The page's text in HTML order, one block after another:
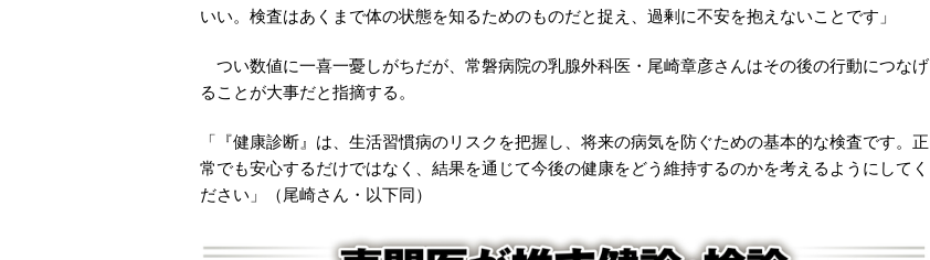
いい。検査はあくまで体の状態を知るためのものだと捉え、過剰に不安を抱えないことです」
つい数値に一喜一憂しがちだが、常磐病院の乳腺外科医・尾崎章彦さんはその後の行動につなげ
ることが大事だと指摘する。
「『健康診断』は、生活習慣病のリスクを把握し、将来の病気を防ぐための基本的な検査です。正
常でも安心するだけではなく、結果を通じて今後の健康をどう維持するのかを考えるようにしてく
ださい」（尾崎さん・以下同）